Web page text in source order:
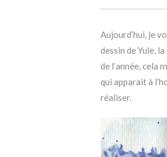
Aujourd’hui, je
dessin de Yule,
de l’année, cela
qui apparait à
réaliser.